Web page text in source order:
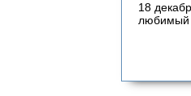
18
любимый